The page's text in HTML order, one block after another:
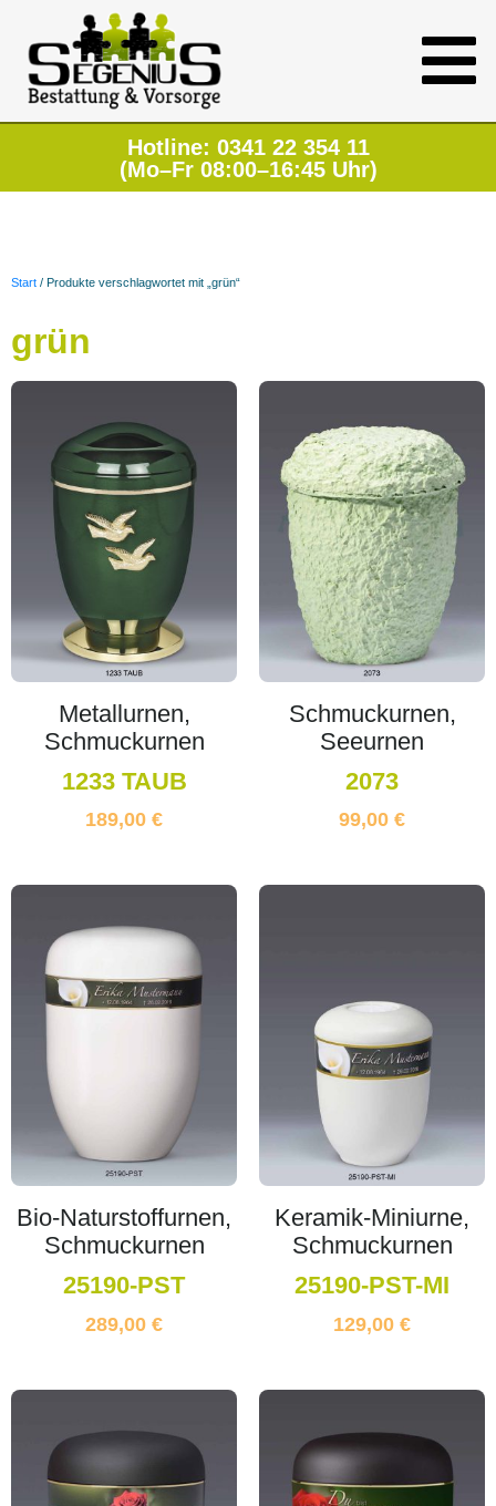
Hotline: 0341 22 354 11
(Mo–Fr 08:00–16:45 Uhr)
Start / Produkte verschlagwortet mit „grün“
grün
Metallurnen,
Schmuckurnen
1233 TAUB
189,00 €
Schmuckurnen,
Seeurnen
2073
99,00 €
Bio-Naturstoffurnen,
Schmuckurnen
25190-PST
289,00 €
Keramik-Miniurne,
Schmuckurnen
25190-PST-MI
129,00 €